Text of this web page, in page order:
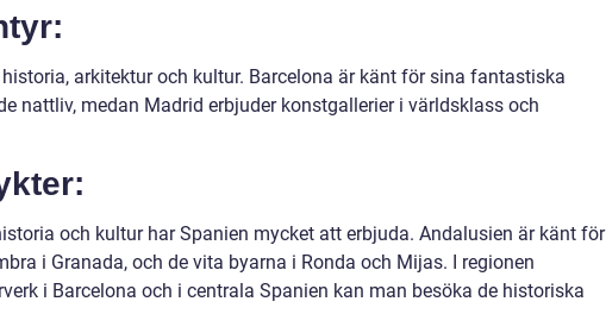
arkitektur och kultur. Barcelona är känt för sina fantastiska
nattliv, medan Madrid erbjuder konstgallerier i världsklass och
och kultur har Spanien mycket att erbjuda. Andalusien är känt för
i Granada, och de vita byarna i Ronda och Mijas. I regionen
i Barcelona och i centrala Spanien kan man besöka de historiska